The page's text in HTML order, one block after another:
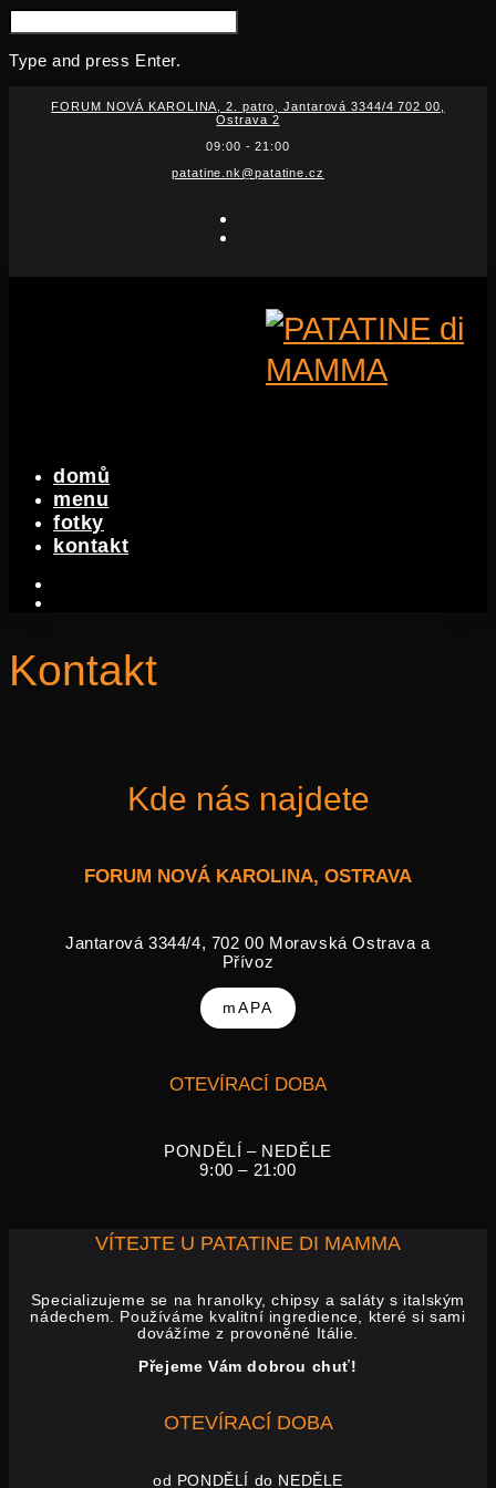
SEARCH
FOR:
Type and press Enter.
FORUM NOVÁ KAROLINA, 2. patro, Jantarová 3344/4 702 00,
Ostrava 2
09:00 - 21:00
patatine.nk@patatine.cz
domů
menu
fotky
kontakt
Kontakt
Kde nás najdete
FORUM NOVÁ KAROLINA, OSTRAVA
Jantarová 3344/4, 702 00 Moravská Ostrava a
Přívoz
mAPA
OTEVÍRACÍ DOBA
PONDĚLÍ – NEDĚLE
9:00 – 21:00
VÍTEJTE U PATATINE DI MAMMA
Specializujeme se na hranolky, chipsy a saláty s italským
nádechem. Používáme kvalitní ingredience, které si sami
dovážíme z provoněné Itálie.
Přejeme Vám dobrou chuť!
OTEVÍRACÍ DOBA
od PONDĚLÍ do NEDĚLE